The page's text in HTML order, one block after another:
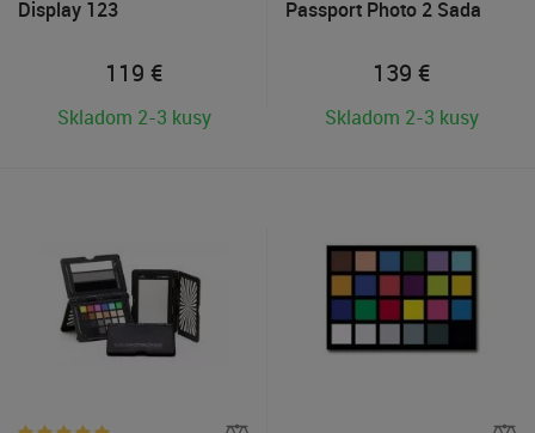
Display 123
119 €
Skladom 2-3 kusy
Passport Photo 2 Sada
139 €
Skladom 2-3 kusy